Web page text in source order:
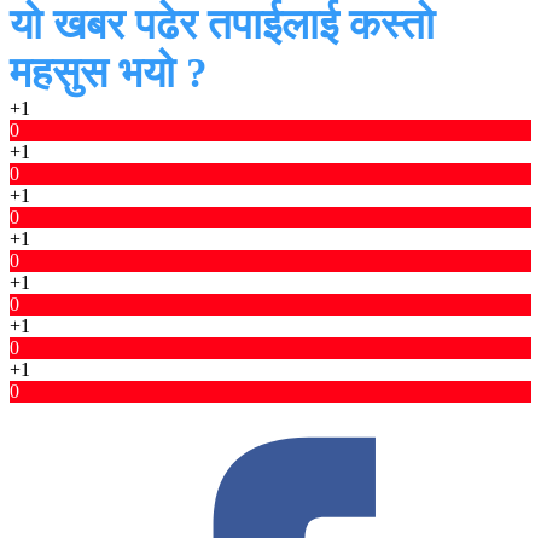
यो खबर पढेर तपाईलाई कस्तो
महसुस भयो ?
+1
0
+1
0
+1
0
+1
0
+1
0
+1
0
+1
0